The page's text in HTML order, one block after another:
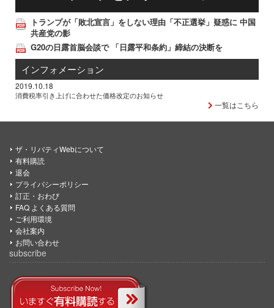
トランプが「敗北宣言」をしない理由「不正選挙」疑惑に 中国
共産党の影
G20の日露首脳会談で 「日露平和条約」締結の決断を
インフォメーション
2019.10.18
消費税率引き上げに合わせた価格改定のお知らせ
一覧はこちら
ザ・リバティWebについて
有料購読
退会
プライバシーポリシー
訂正・おわび
FAQ よくある質問
ご利用環境
会社案内
お問い合わせ
subscribe